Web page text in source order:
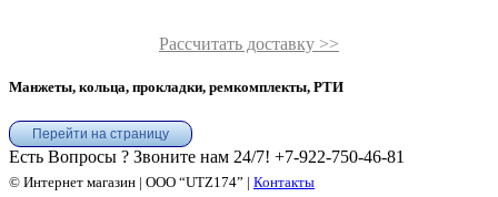
Рассчитать доставку >>
Манжеты, кольца, прокладки, ремкомплекты, РТИ
Перейти на страницу
Есть Вопросы ? Звоните нам 24/7! +7-922-750-46-81
© Интернет магазин | ООО “UTZ174” | Контакты